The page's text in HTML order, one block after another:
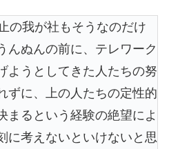
の我が社もそうなのだけ
んぬんの前に、テレワーク
ようとしてきた人たちの努
ずに、上の人たちの定性的
まるという経験の絶望によ
に考えないといけないと思